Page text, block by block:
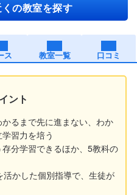
の教室を探す
ス 教室一覧 口コミ
ント
るまで先に進まない、わか
習力を培う
分学習できるほか、5教科の
かした個別指導で、生徒が